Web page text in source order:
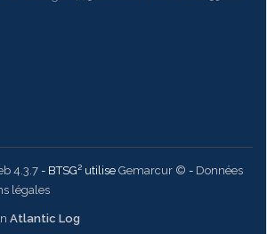
4.3.7 - BTSG² utilise Gemarcur © - Données
légales
Atlantic Log